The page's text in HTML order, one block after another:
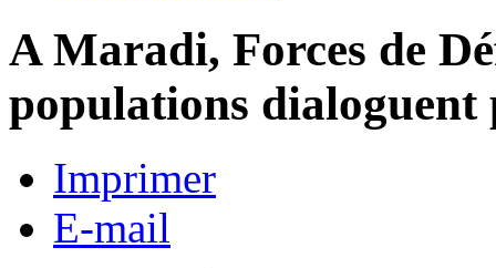
A Maradi, Forces de
populations
Imprimer
E-mail